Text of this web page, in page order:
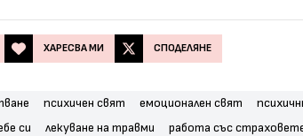
ХАРЕСВА МИ СПОДЕЛЯНЕ
психичен свят емоционален свят
си
лекуване на травми работа със